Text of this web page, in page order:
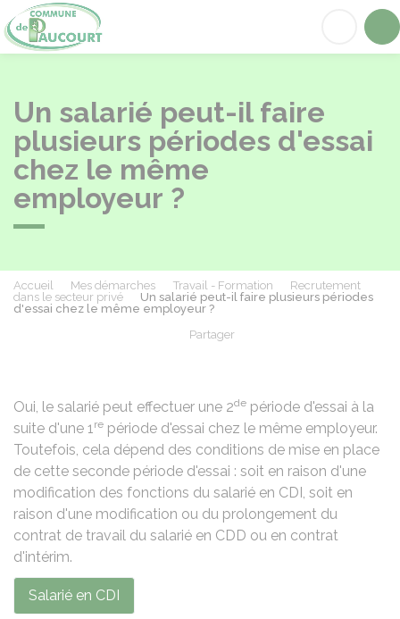
Un salarié peut-il faire
plusieurs périodes d'essai
chez le même
employeur ?
Accueil Mes démarches Travail - Formation
Recrutement
dans le secteur privé
Un salarié peut-il faire plusieurs périodes
d'essai chez le même employeur ?
Partager
Oui, le salarié peut effectuer une 2de période d'essai à la
suite d'une 1re période d'essai chez le même employeur.
Toutefois, cela dépend des conditions de mise en place
de cette seconde période d'essai : soit en raison d'une
modification des fonctions du salarié en CDI, soit en
raison d'une modification ou du prolongement du
contrat de travail du salarié en CDD ou en contrat
d'intérim.
Salarié en CDI